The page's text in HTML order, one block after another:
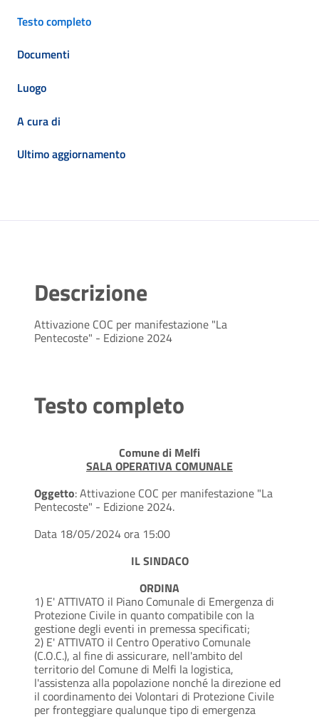
Testo completo
Documenti
Luogo
A cura di
Ultimo aggiornamento
Descrizione
Attivazione COC per manifestazione "La
Pentecoste" - Edizione 2024
Testo completo
Comune di Melfi
SALA OPERATIVA COMUNALE
Oggetto: Attivazione COC per manifestazione "La
Pentecoste" - Edizione 2024.
Data 18/05/2024 ora 15:00
IL SINDACO
ORDINA
1) E' ATTIVATO il Piano Comunale di Emergenza di
Protezione Civile in quanto compatibile con la
gestione degli eventi in premessa specificati;
2) E' ATTIVATO il Centro Operativo Comunale
(C.O.C.), al fine di assicurare, nell'ambito del
territorio del Comune di Melfi la logistica,
l'assistenza alla popolazione nonché la direzione ed
il coordinamento dei Volontari di Protezione Civile
per fronteggiare qualunque tipo di emergenza